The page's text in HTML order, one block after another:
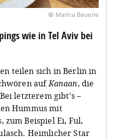
© Marina Beuerle
wie in Tel Aviv bei
teilen sich in Berlin in
aufKanaan, die
letzterem gibt's –
Hummus mit
zum Beispiel Ei, Ful,
Heimlicher Star